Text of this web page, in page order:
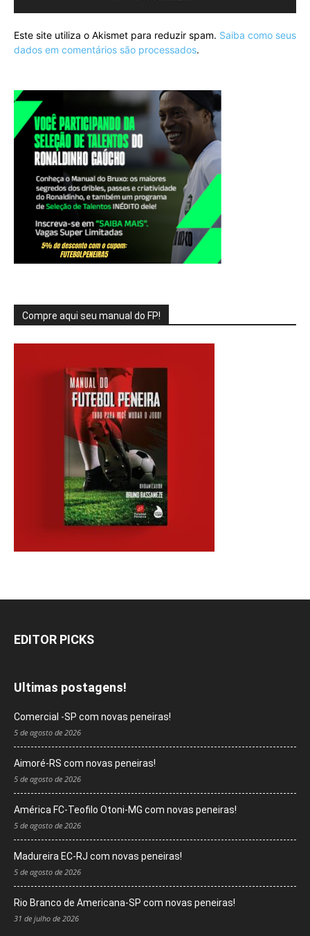
Este site utiliza o Akismet para reduzir spam. Saiba como seus
dados em comentários são processados.
Compre aqui seu manual do FP!
EDITOR PICKS
Ultimas postagens!
Comercial -SP com novas peneiras!
5 de agosto de 2026
Aimoré-RS com novas peneiras!
5 de agosto de 2026
América FC-Teofilo Otoni-MG com novas peneiras!
5 de agosto de 2026
Madureira EC-RJ com novas peneiras!
5 de agosto de 2026
Rio Branco de Americana-SP com novas peneiras!
31 de julho de 2026